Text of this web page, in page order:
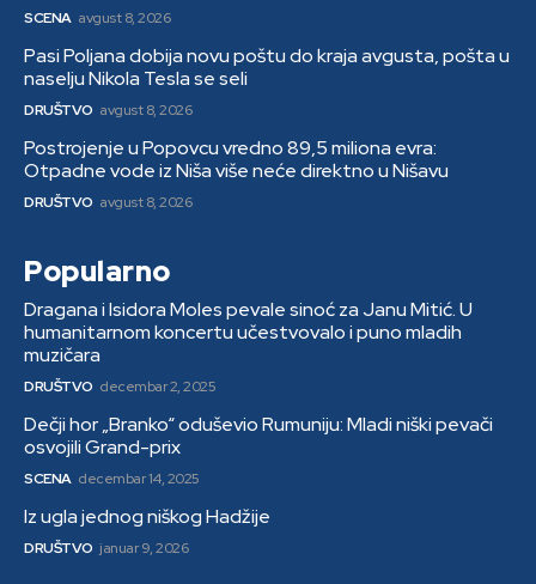
SCENA avgust 8, 2026
Pasi Poljana dobija novu poštu do kraja avgusta, pošta u
naselju Nikola Tesla se seli
DRUŠTVO avgust 8, 2026
Postrojenje u Popovcu vredno 89,5 miliona evra:
Otpadne vode iz Niša više neće direktno u Nišavu
DRUŠTVO avgust 8, 2026
Popularno
Dragana i Isidora Moles pevale sinoć za Janu Mitić. U
humanitarnom koncertu učestvovalo i puno mladih
muzičara
DRUŠTVO decembar 2, 2025
Dečji hor „Branko“ oduševio Rumuniju: Mladi niški pevači
osvojili Grand-prix
SCENA decembar 14, 2025
Iz ugla jednog niškog Hadžije
DRUŠTVO januar 9, 2026